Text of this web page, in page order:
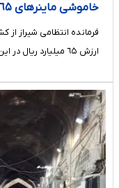
خاموشی ماینر‌های ٦۵ میلیاردی غیرمجاز در شیراز
ارزش ٦۵ میلیارد ریال در این شهرستان خبر داد.